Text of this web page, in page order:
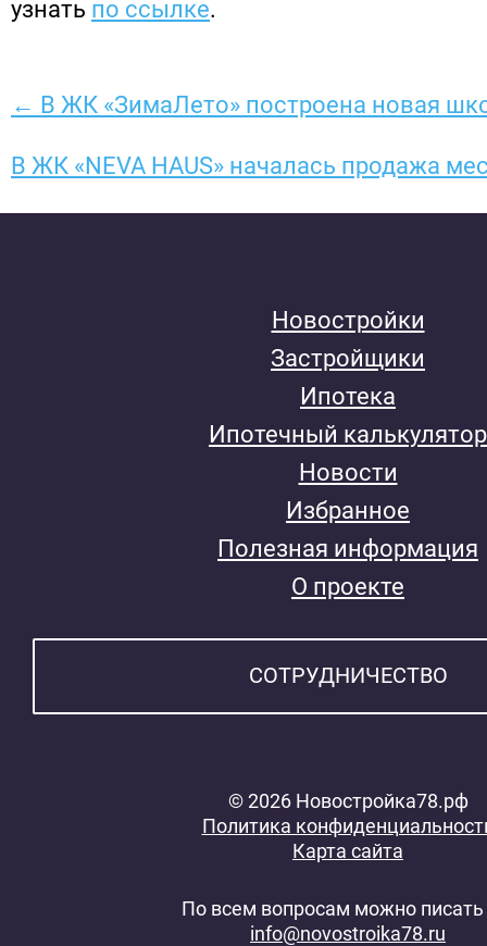
узнать по ссылке.
← В ЖК «ЗимаЛето» построена новая
В ЖК «NEVA HAUS» началась продажа
Новостройки
Застройщики
Ипотека
Ипотечный калькулятор
Новости
Избранное
Полезная информация
О проекте
СОТРУДНИЧЕСТВО
© 2026 Новостройка78.рф
Политика
Карта сайта
По всем вопросам можно писать
info@novostroika78.ru